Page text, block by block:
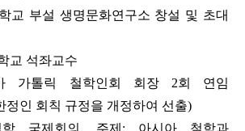
교 부설 생명문화연구소 창설 및 초대
교 석좌교수
아 가톨릭 철학인회 회장 2회 연임
정인 회칙 규정을 개정하여 선출)
국제회의, 주제: 아시아 철학과